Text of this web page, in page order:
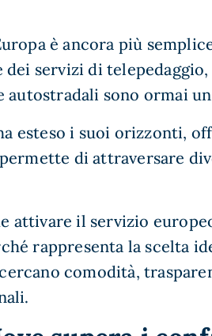
è ancora più
dei servizi di
autostradali sono ormai
esteso i suoi orizzonti,
di attraversare
attivare il servizio
rappresenta la scelta
comodità,